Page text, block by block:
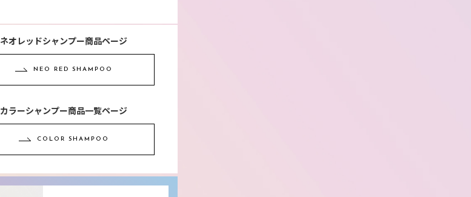
ネオレッドシャンプー商品ページ
NEO RED SHAMPOO
カラーシャンプー商品一覧ページ
COLOR SHAMPOO